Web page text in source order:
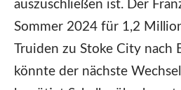
auszuschließen ist. Der
Sommer 2024 für 1,2
Truiden zu Stoke City nach
könnte der nächste